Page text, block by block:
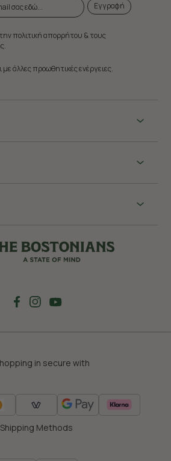
Εγγραφή
πολιτική απορρήτου & τους
άλλες προωθητικές ενέργειες.
in secure with
Shipping Methods